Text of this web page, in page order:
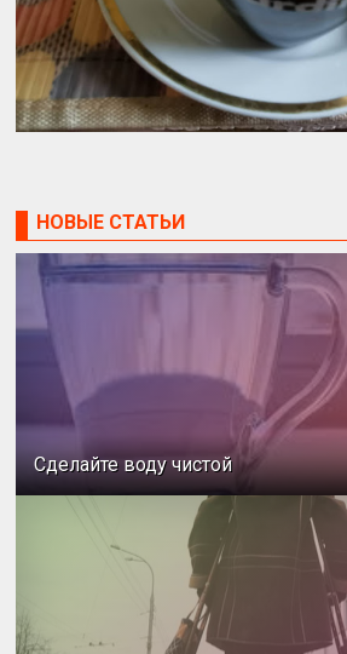
НОВЫЕ СТАТЬИ
Сделайте воду чистой